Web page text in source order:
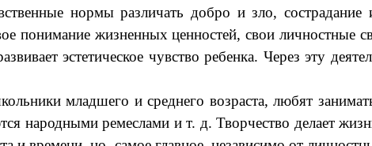
нормы различать добро и зло,
понимание жизненных ценностей, свои личностные
эстетическое чувство ребенка. Через эту
младшего и среднего возраста, любят
народными ремеслами и т. д. Творчество делает